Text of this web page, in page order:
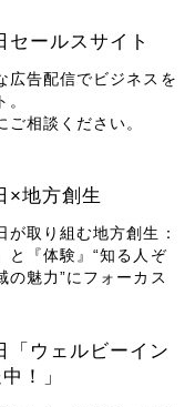
セールスサイト
広告配信でビジネスを
。
ご相談ください。
×地方創生
が取り組む地方創生：
と『体験』“知る人ぞ
の魅力”にフォーカス
「ウェルビーイン
！」